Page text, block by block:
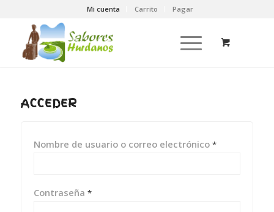
Mi cuenta Carrito Pagar
ACCEDER
Nombre de usuario o correo electrónico *
Contraseña *